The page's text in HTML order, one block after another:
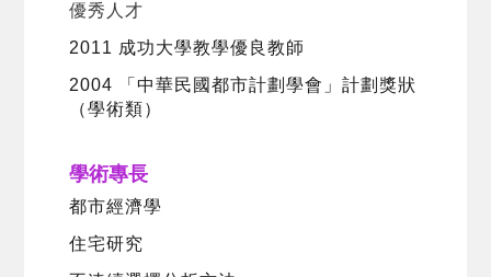
優秀人才
2011 成功大學教學優良教師
2004 「中華民國都市計劃學會」計劃獎狀
（學術類）
學術專長
都市經濟學
住宅研究